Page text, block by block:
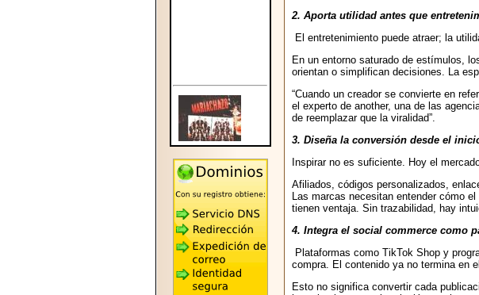
2026-05-25
"MARIACHAZO"
LEYENDAS
MARIACHI VARGAS
Y NUEVO
TECALITLÁN EN LA
ARENA CDMX.
2. Aporta utilidad antes que
El entretenimiento puede atraer; la
En un entorno saturado de estímulos,
orientan o simplifican decisiones. La
“Cuando un creador se convierte en
el experto de another, una de las
de reemplazar que la viralidad”.
3. Diseña la conversión desde el
Inspirar no es suficiente. Hoy el
Afiliados, códigos personalizados,
Las marcas necesitan entender cómo
tienen ventaja. Sin trazabilidad, hay
4. Integra el social commerce como
Plataformas como TikTok Shop y
compra. El contenido ya no termina en
Esto no significa convertir cada